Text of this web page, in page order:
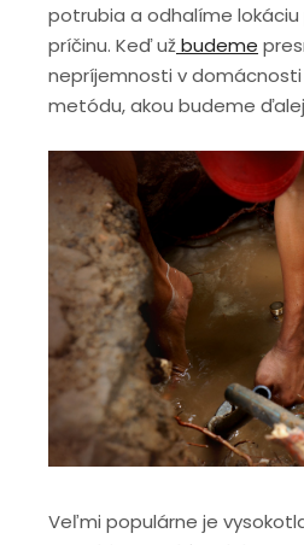
potrubia a odhalíme
príčinu. Keď užbudeme
nepríjemnosti v
metódu, akou budeme
Veľmi populárne je